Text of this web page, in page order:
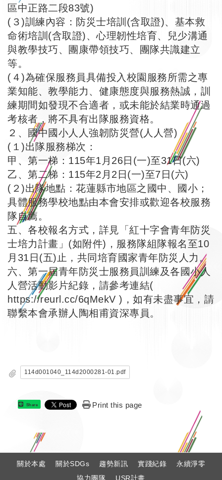
區中正路二段83號)
(３)訓練內容：防災士培訓(含取證)、基本救
命術培訓(含取證)、心理韌性培育、兒少溝通
與教學技巧、團康帶領技巧、團隊共識建立
等。
(４)為確保服務員具備投入校園服務所需之專
業知能、教學能力、健康態度與服務熱誠，訓
練期間如發現不合適者，或未能於結業時通過
考核者，將不具有出隊服務資格。
２、國中國小人人強韌防災營(人人營)
(１)出隊服務梯次：
甲、第一梯：115年1月26日(一)至31日(六)
乙、第二梯：115年2月2日(一)至7日(六)
(２)出隊地點：花蓮縣市地區之國中、國小；
具體服務學校地點由本會安排或歡迎各校服務
隊自薦。
五、各校報名方式，詳見「紅十字會青年防災
士培力計畫」(如附件)，服務隊組隊報名至10
月31日(五)止，共同培育國家青年防災人力。
六、第一屆青年防災士服務員訓練及各國小人
人營活動影片紀錄，請參考連結(
https://reurl.cc/6qMekV )，如有未盡事宜，請
聯繫本會承辦人陶相甫資深專員。
114d001040_114d2000281-01.pdf
Share Print this page
關於本處 關於SDGs 趨勢新訊 實踐紀錄
永續淨零
協力團隊
USR計畫